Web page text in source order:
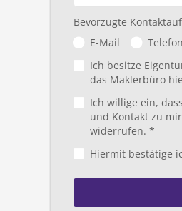
Bevorzugte
E-Mail
Telefon
Ich besitze
das Maklerbüro
Ich willige ein,
und Kontakt zu
widerrufen. *
Hiermit bestätige